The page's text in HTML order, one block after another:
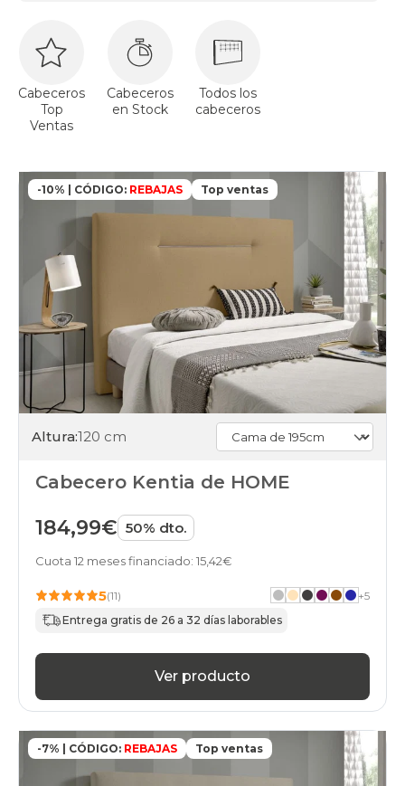
Cabeceros
Top
Ventas
Cabeceros
en Stock
Todos los
cabeceros
-10% | CÓDIGO: REBAJAS Top ventas
Altura:120 cm
Cabecero Kentia de HOME
184,99€ 50% dto.
Cuota 12 meses financiado: 15,42€
5(11) +5
Entrega gratis de 26 a 32 días laborables
Ver producto
-7% | CÓDIGO: REBAJAS Top ventas